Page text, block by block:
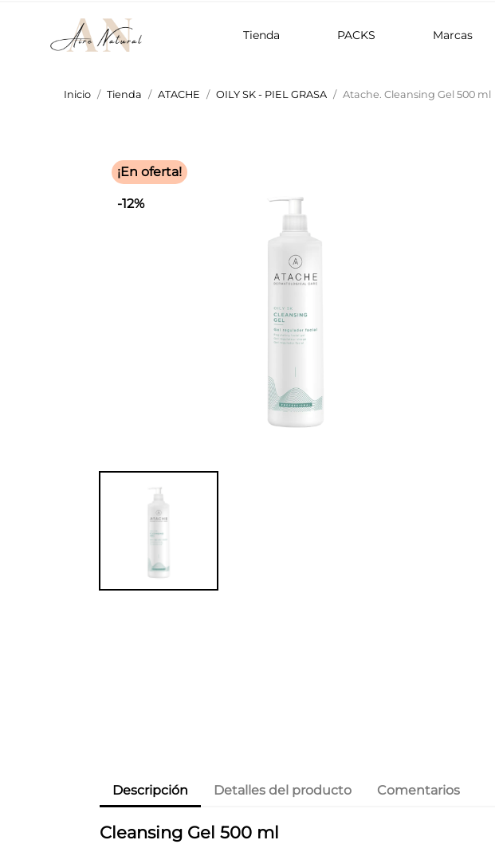
Tienda PACKS Marcas
Inicio Tienda ATACHE OILY SK - PIEL GRASA Atache. Cleansing Gel 500 ml
¡En oferta!
-12%
Descripción Detalles del producto Comentarios
Cleansing Gel 500 ml